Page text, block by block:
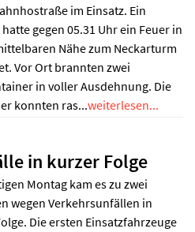
im Einsatz. Ein
hatte gegen 05.31 Uhr ein Feuer in
Nähe zum Neckarturm
Vor Ort brannten zwei
in voller Ausdehnung. Die
konnten ras...weiterlesen...
in kurzer Folge
Montag kam es zu zwei
wegen Verkehrsunfällen in
Die ersten Einsatzfahrzeuge